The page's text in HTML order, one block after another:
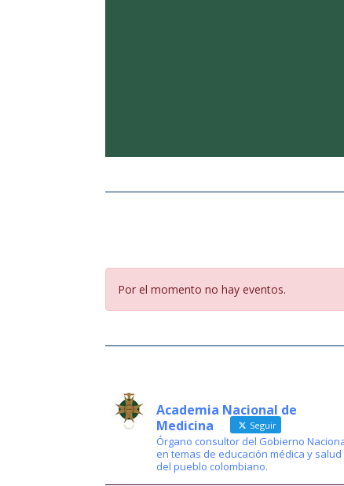
Por el momento no hay eventos.
Academia Nacional de
Medicina
Seguir
Órgano consultor del Gobierno
en temas de educación médica y salud
del pueblo colombiano.